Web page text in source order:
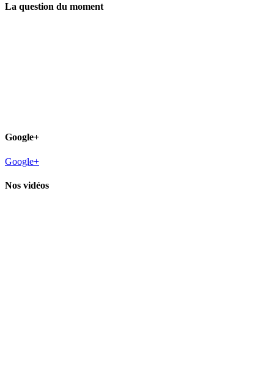
La question du moment
Google+
Google+
Nos vidéos